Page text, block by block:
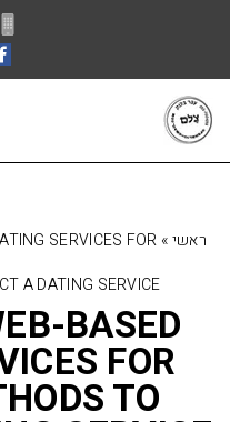
פתח סרגל נגישות